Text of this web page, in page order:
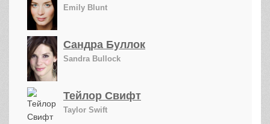
Emily Blunt
Сандра Буллок
Sandra Bullock
Тейлор Свифт
Taylor Swift